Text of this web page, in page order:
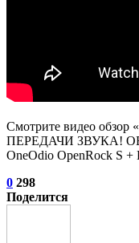
Смотрите видео
ПЕРЕДАЧИ ЗВУКА!
OneOdio OpenRock S
0 298
Поделится